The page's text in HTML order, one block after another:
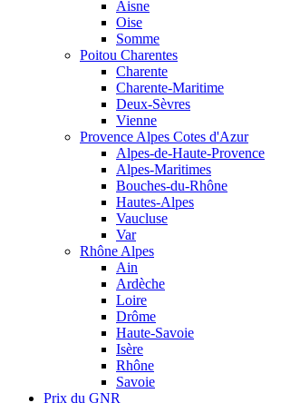
Aisne
Oise
Somme
Poitou Charentes
Charente
Charente-Maritime
Deux-Sèvres
Vienne
Provence Alpes Cotes d'Azur
Alpes-de-Haute-Provence
Alpes-Maritimes
Bouches-du-Rhône
Hautes-Alpes
Vaucluse
Var
Rhône Alpes
Ain
Ardèche
Loire
Drôme
Haute-Savoie
Isère
Rhône
Savoie
Prix du GNR